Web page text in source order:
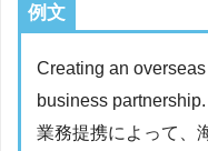
例文
Creating an
business partnership.
業務提携によって、